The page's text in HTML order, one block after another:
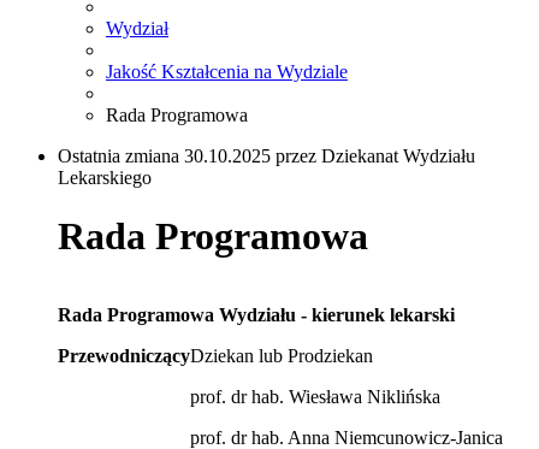
Wydział
Jakość Kształcenia na Wydziale
Rada Programowa
Ostatnia zmiana 30.10.2025 przez Dziekanat Wydziału
Lekarskiego
Rada Programowa
Rada Programowa Wydziału - kierunek lekarski
PrzewodniczącyDziekan lub Prodziekan
prof. dr hab. Wiesława Niklińska
prof. dr hab. Anna Niemcunowicz-Janica